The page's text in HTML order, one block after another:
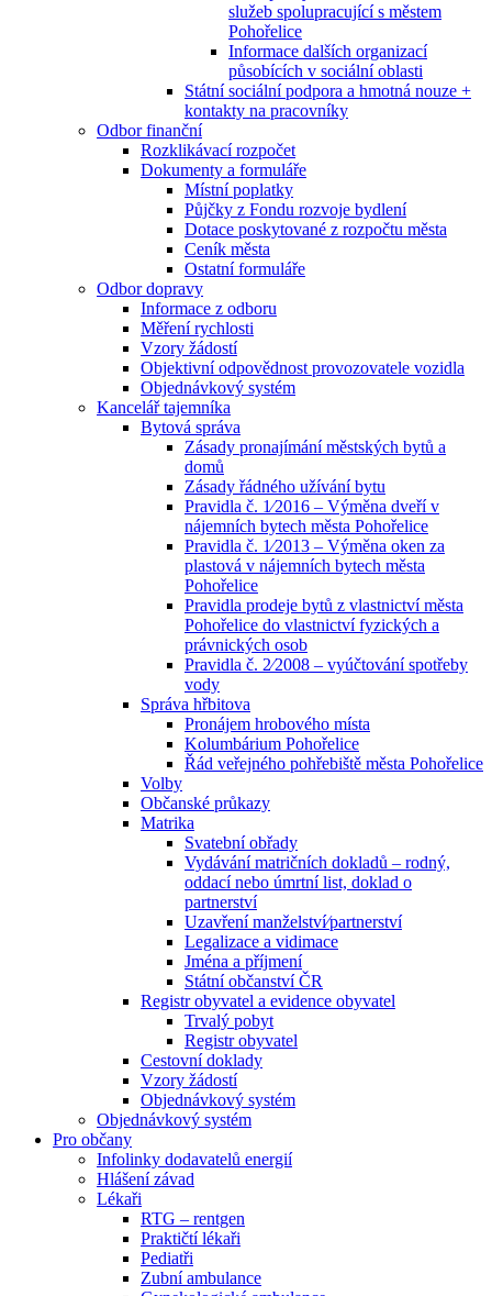
služeb spolupracující s městem
Pohořelice
Informace dalších organizací
působících v sociální oblasti
Státní sociální podpora a hmotná nouze +
kontakty na pracovníky
Odbor finanční
Rozklikávací rozpočet
Dokumenty a formuláře
Místní poplatky
Půjčky z Fondu rozvoje bydlení
Dotace poskytované z rozpočtu města
Ceník města
Ostatní formuláře
Odbor dopravy
Informace z odboru
Měření rychlosti
Vzory žádostí
Objektivní odpovědnost provozovatele vozidla
Objednávkový systém
Kancelář tajemníka
Bytová správa
Zásady pronajímání městských bytů a
domů
Zásady řádného užívání bytu
Pravidla č. 1⁄2016 – Výměna dveří v
nájemních bytech města Pohořelice
Pravidla č. 1⁄2013 – Výměna oken za
plastová v nájemních bytech města
Pohořelice
Pravidla prodeje bytů z vlastnictví města
Pohořelice do vlastnictví fyzických a
právnických osob
Pravidla č. 2⁄2008 – vyúčtování spotřeby
vody
Správa hřbitova
Pronájem hrobového místa
Kolumbárium Pohořelice
Řád veřejného pohřebiště města Pohořelice
Volby
Občanské průkazy
Matrika
Svatební obřady
Vydávání matričních dokladů – rodný,
oddací nebo úmrtní list, doklad o
partnerství
Uzavření manželství⁄partnerství
Legalizace a vidimace
Jména a příjmení
Státní občanství ČR
Registr obyvatel a evidence obyvatel
Trvalý pobyt
Registr obyvatel
Cestovní doklady
Vzory žádostí
Objednávkový systém
Objednávkový systém
Pro občany
Infolinky dodavatelů energií
Hlášení závad
Lékaři
RTG – rentgen
Praktičtí lékaři
Pediatři
Zubní ambulance